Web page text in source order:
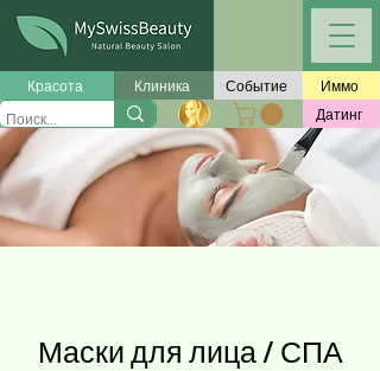
Красота Клиника Событие
Иммо
Датинг
Маски для лица / СПА